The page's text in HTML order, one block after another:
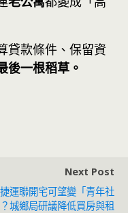
貸款條件、保留資
後一根稻草。
Next Post
運聯開宅可望變「青年社
城鄉局研議降低買房與租